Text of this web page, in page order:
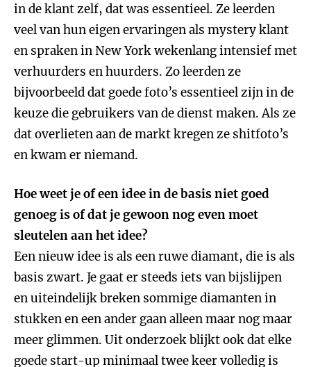
in de klant zelf, dat was essentieel. Ze leerden
veel van hun eigen ervaringen als mystery klant
en spraken in New York wekenlang intensief met
verhuurders en huurders. Zo leerden ze
bijvoorbeeld dat goede foto’s essentieel zijn in de
keuze die gebruikers van de dienst maken. Als ze
dat overlieten aan de markt kregen ze shitfoto’s
en kwam er niemand.
Hoe weet je of een idee in de basis niet goed
genoeg is of dat je gewoon nog even moet
sleutelen aan het idee?
Een nieuw idee is als een ruwe diamant, die is als
basis zwart. Je gaat er steeds iets van bijslijpen
en uiteindelijk breken sommige diamanten in
stukken en een ander gaan alleen maar nog maar
meer glimmen. Uit onderzoek blijkt ook dat elke
goede start-up minimaal twee keer volledig is